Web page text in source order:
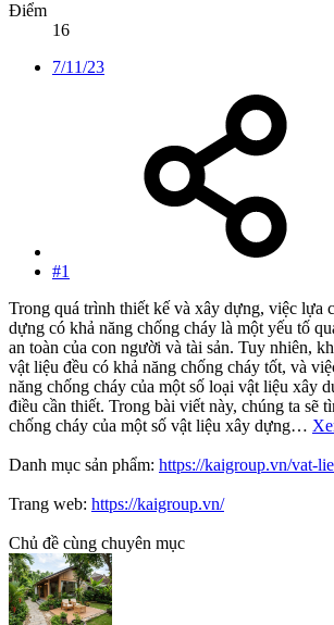
Điểm
16
7/11/23
#1
Trong quá trình thiết kế và xây dựng, việc lựa
dựng có khả năng chống cháy là một yếu tố
an toàn của con người và tài sản. Tuy nhiên,
vật liệu đều có khả năng chống cháy tốt, và
năng chống cháy của một số loại vật liệu xây
điều cần thiết. Trong bài viết này, chúng ta sẽ
chống cháy của một số vật liệu xây dựng…
Danh mục sản phẩm: https://kaigroup.vn/vat-
Trang web: https://kaigroup.vn/
Chủ đề cùng chuyên mục